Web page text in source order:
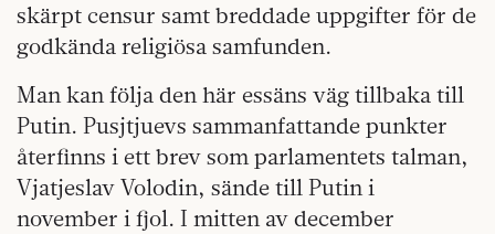
skärpt censur samt breddade uppgifter för de
godkända religiösa samfunden.
Man kan följa den här essäns väg tillbaka till
Putin. Pusjtjuevs sammanfattande punkter
återfinns i ett brev som parlamentets talman,
Vjatjeslav Volodin, sände till Putin i
november i fjol. I mitten av december